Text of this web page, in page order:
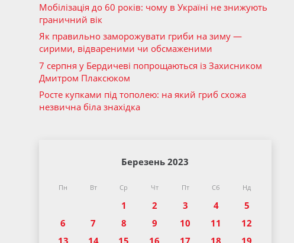
Мобілізація до 60 років: чому в Україні не знижують
граничний вік
Як правильно заморожувати гриби на зиму —
сирими, відвареними чи обсмаженими
7 серпня у Бердичеві попрощаються із Захисником
Дмитром Плаксюком
Росте купками під тополею: на який гриб схожа
незвична біла знахідка
Березень 2023
Пн Вт Ср Чт Пт Сб Нд
1 2 3 4
5
6
7 8 9 10 11
12
13
14 15 16 17 18
19